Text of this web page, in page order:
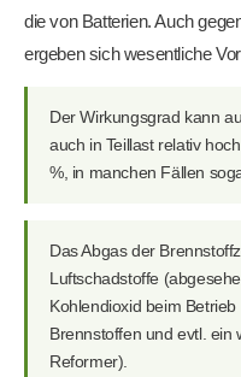
die von Batterien. Auch
ergeben sich wesentliche
Der Wirkungsgrad kann
auch in Teillast relativ
%, in manchen Fällen
Das Abgas der
Luftschadstoffe
Kohlendioxid beim
Brennstoffen und evtl. ein
Reformer).